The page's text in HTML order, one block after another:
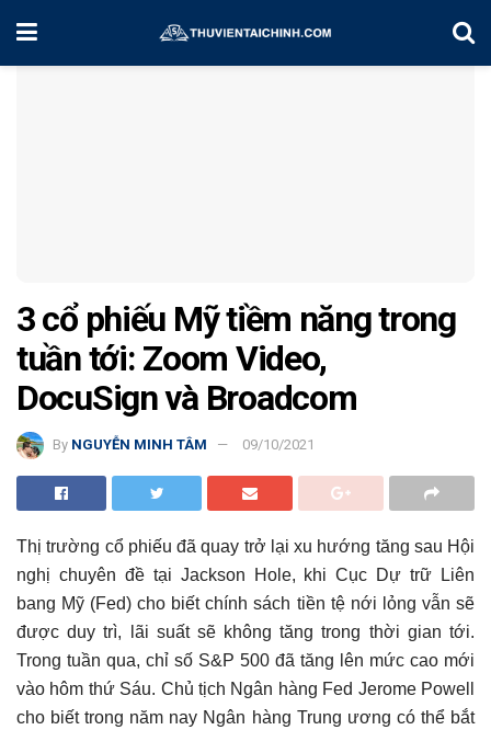
Home Chiến Lược Đầu Tư
3 cổ phiếu Mỹ tiềm năng trong
tuần tới: Zoom Video,
DocuSign và Broadcom
By NGUYỄN MINH TÂM 09/10/2021
Thị trường cổ phiếu đã quay trở lại xu hướng tăng sau Hội
nghị chuyên đề tại Jackson Hole, khi Cục Dự trữ Liên
bang Mỹ (Fed) cho biết chính sách tiền tệ nới lỏng vẫn sẽ
được duy trì, lãi suất sẽ không tăng trong thời gian tới.
Trong tuần qua, chỉ số S&P 500 đã tăng lên mức cao mới
vào hôm thứ Sáu. Chủ tịch Ngân hàng Fed Jerome Powell
cho biết trong năm nay Ngân hàng Trung ương có thể bắt